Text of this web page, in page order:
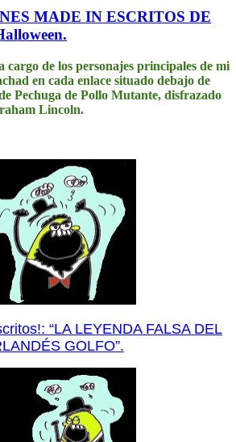
MADE IN ESCRITOS DE
cargo de los personajes principales de mi
en cada enlace situado debajo de
Pechuga de Pollo Mutante, disfrazado
Lincoln.
“LA LEYENDA FALSA DEL
GOLFO”.